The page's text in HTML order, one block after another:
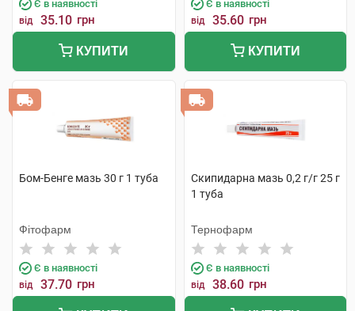
Є в наявності
від 35.10 грн
КУПИТИ
Є в наявності
від 35.60 грн
КУПИТИ
Бом-Бенге мазь 30 г 1 туба
Фітофарм
Є в наявності
від 37.70 грн
Скипидарна мазь 0,2 г/г 25 г
1 туба
Тернофарм
Є в наявності
від 38.60 грн